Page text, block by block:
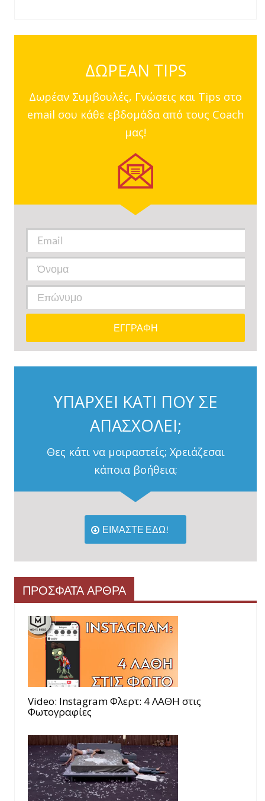
ΔΩΡΕΑΝ TIPS
Δωρέαν Συμβουλές, Γνώσεις και Tips στο
email σου κάθε εβδομάδα από τους Coach
μας!
ΥΠΑΡΧΕΙ ΚΑΤΙ ΠΟΥ ΣΕ
ΑΠΑΣΧΟΛΕΙ;
Θες κάτι να μοιραστείς; Χρειάζεσαι
κάποια βοήθεια;
ΕΙΜΑΣΤΕ ΕΔΩ!
ΠΡΟΣΦΑΤΑ ΑΡΘΡΑ
Video: Instagram Φλερτ: 4 ΛΑΘΗ στις
Φωτογραφίες